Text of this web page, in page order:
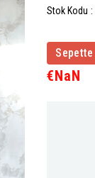
Stok Kodu
€NaN